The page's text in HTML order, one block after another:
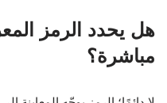
هل يحدد الرمز
مباشرة؟